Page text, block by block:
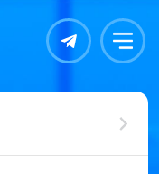
Контакты Меню